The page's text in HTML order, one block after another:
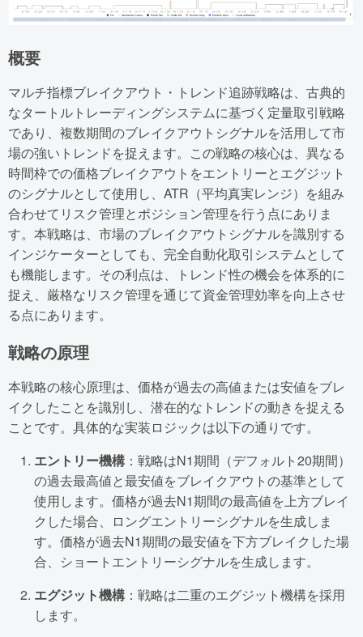
概要
マルチ指標ブレイクアウト・トレンド追跡戦略は、古典的
なタートルトレーディングシステムに基づく定量取引戦略
であり、複数期間のブレイクアウトシグナルを活用して市
場の強いトレンドを捉えます。この戦略の核心は、異なる
時間枠での価格ブレイクアウトをエントリーとエグジット
のシグナルとして使用し、ATR（平均真実レンジ）を組み
合わせてリスク管理とポジション管理を行う点にありま
す。本戦略は、市場のブレイクアウトシグナルを識別する
インジケーターとしても、完全自動化取引システムとして
も機能します。その利点は、トレンド性の機会を体系的に
捉え、厳格なリスク管理を通じて資金管理効率を向上させ
る点にあります。
戦略の原理
本戦略の核心原理は、価格が過去の高値または安値をブレ
イクしたことを識別し、潜在的なトレンドの動きを捉える
ことです。具体的な実装ロジックは以下の通りです。
エントリー機構 ：戦略はN1期間（デフォルト20期間）
の過去最高値と最安値をブレイクアウトの基準として
使用します。価格が過去N1期間の最高値を上方ブレイ
クした場合、ロングエントリーシグナルを生成しま
す。価格が過去N1期間の最安値を下方ブレイクした場
合、ショートエントリーシグナルを生成します。
エグジット機構 ：戦略は二重のエグジット機構を採用
します。